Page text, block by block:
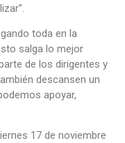
toda en la
salga lo mejor
de los dirigentes y
descansen un
apoyar,
17 de noviembre